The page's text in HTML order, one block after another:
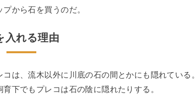
から石を買うのだ。
入れる理由
は、流木以外に川底の石の間とかにも隠れている。
下でもプレコは石の陰に隠れたりする。